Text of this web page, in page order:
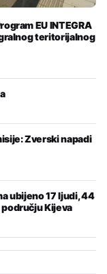
EU INTEGRA
teritorijalnog
Zverski napadi
ubijeno 17 ljudi, 44
Kijeva